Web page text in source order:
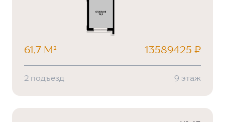
61,7 М² 13589425 ₽
2 подъезд 9 этаж